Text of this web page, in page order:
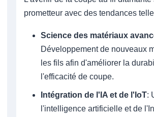
prometteur avec des tendances
Science des matériaux
Développement de nouveaux
les fils afin d'améliorer la
l'efficacité de coupe.
Intégration de l'IA et de l'IoT:
l'intelligence artificielle et de